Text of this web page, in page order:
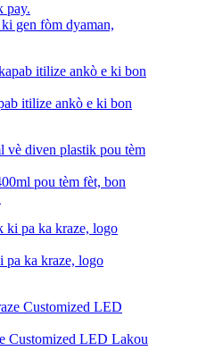
gen fòm dyaman,
itilize ankò e ki bon
pou tèm fèt, bon
ka kraze, logo
Customized LED Lakou